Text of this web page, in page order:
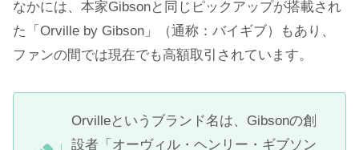
なかには、本家Gibsonと同じピックアップが搭載され
た「Orville by Gibson」（通称：バイギブ）もあり、
ファンの間では現在でも高額取引されています。
Orvilleというブランド名は、Gibsonの創
設者「オーヴィル・ヘンリー・ギブソン